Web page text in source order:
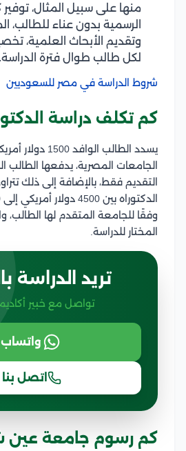
منها على سبيل المثال، توفير
الرسمية بدون عناء للطالب،
وتقديم الأبحاث العلمية،
لكل طالب طوال فترة الدراسة.
شروط الدراسة في مصر للسعوديين
كم تكلف دراسة
يسدد الطالب
الجامعات المصرية، يدفعها الطالب
التقديم فقط، بالإضافة إلى ذلك
وفقًا للجامعة المتقدم لها الطالب،
المختار للدراسة.
تريد الدراسة
تواصل مع خبير
واتساب
اتصل بنا
كم رسوم جامعة